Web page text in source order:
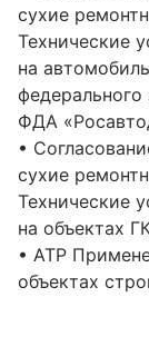
сухие
Технические
на
федерального
ФДА
•
сухие
Технические
на объектах
• АТР
объектах